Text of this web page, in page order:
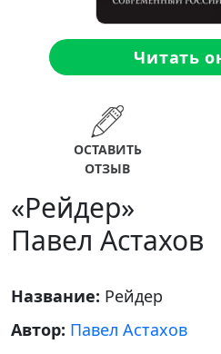
Читать
ОСТАВИТЬ
ОТЗЫВ
«Рейдер»
Павел Астахов
Название: Рейдер
Автор: Павел Астахов